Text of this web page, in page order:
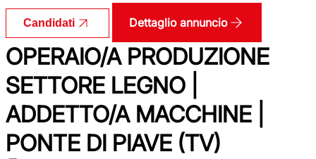
Candidati Dettaglio annuncio
OPERAIO/A PRODUZIONE
SETTORE LEGNO |
ADDETTO/A MACCHINE |
PONTE DI PIAVE (TV)